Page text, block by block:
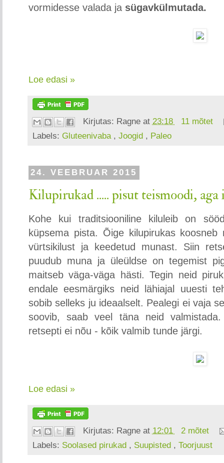
vormidesse valada ja sügavkülmutada.
Loe edasi »
Kirjutas: Ragne at 23:18
11 mõtet
Labels: Gluteenivaba , Joogid , Paleo
24. VEEBRUAR 2015
Kilupirukad ..... pisut teismoodi, aga
Kohe kui traditsiooniline kiluleib on
küpsema pista. Õige kilupirukas
vürtsikilust ja keedetud munast. Siin
puudub muna ja üleüldse on tegemist
maitseb väga-väga hästi. Tegin neid
endale eesmärgiks neid lähiajal uuesti
sobib selleks ju ideaalselt. Pealegi ei vaja
soovib, saab veel täna neid
retsepti ei nõu - kõik valmib tunde järgi.
Loe edasi »
Kirjutas: Ragne at 12:01
2 mõtet
Labels: Soolased pirukad , Suupisted , Toorjuust